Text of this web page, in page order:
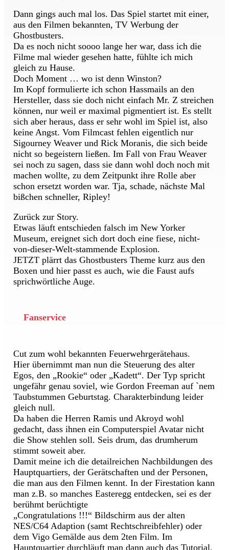
Dann gings auch mal los. Das Spiel startet mit einer,
aus den Filmen bekannten, TV Werbung der
Ghostbusters.
Da es noch nicht soooo lange her war, dass ich die
Filme mal wieder gesehen hatte, fühlte ich mich
gleich zu Hause.
Doch Moment … wo ist denn Winston?
Im Kopf formulierte ich schon Hassmails an den
Hersteller, dass sie doch nicht einfach Mr. Z streichen
können, nur weil er maximal pigmentiert ist. Es stellt
sich aber heraus, dass er sehr wohl im Spiel ist, also
keine Angst. Vom Filmcast fehlen eigentlich nur
Sigourney Weaver und Rick Moranis, die sich beide
nicht so begeistern ließen. Im Fall von Frau Weaver
sei noch zu sagen, dass sie dann wohl doch noch mit
machen wollte, zu dem Zeitpunkt ihre Rolle aber
schon ersetzt worden war. Tja, schade, nächste Mal
bißchen schneller, Ripley!
Zurück zur Story.
Etwas läuft entschieden falsch im New Yorker
Museum, ereignet sich dort doch eine fiese, nicht-
von-dieser-Welt-stammende Explosion.
JETZT plärrt das Ghostbusters Theme kurz aus den
Boxen und hier passt es auch, wie die Faust aufs
sprichwörtliche Auge.
Fanservice
Cut zum wohl bekannten Feuerwehrgerätehaus.
Hier übernimmt man nun die Steuerung des alter
Egos, den „Rookie“ oder „Kadett“. Der Typ spricht
ungefähr genau soviel, wie Gordon Freeman auf `nem
Taubstummen Geburtstag. Charakterbindung leider
gleich null.
Da haben die Herren Ramis und Akroyd wohl
gedacht, dass ihnen ein Computerspiel Avatar nicht
die Show stehlen soll. Seis drum, das drumherum
stimmt soweit aber.
Damit meine ich die detailreichen Nachbildungen des
Hauptquartiers, der Gerätschaften und der Personen,
die man aus den Filmen kennt. In der Firestation kann
man z.B. so manches Easteregg entdecken, sei es der
berühmt berüchtigte
„Congratulations !!!“ Bildschirm aus der alten
NES/C64 Adaption (samt Rechtschreibfehler) oder
dem Vigo Gemälde aus dem 2ten Film. Im
Hauptquartier durchläuft man dann auch das Tutorial,